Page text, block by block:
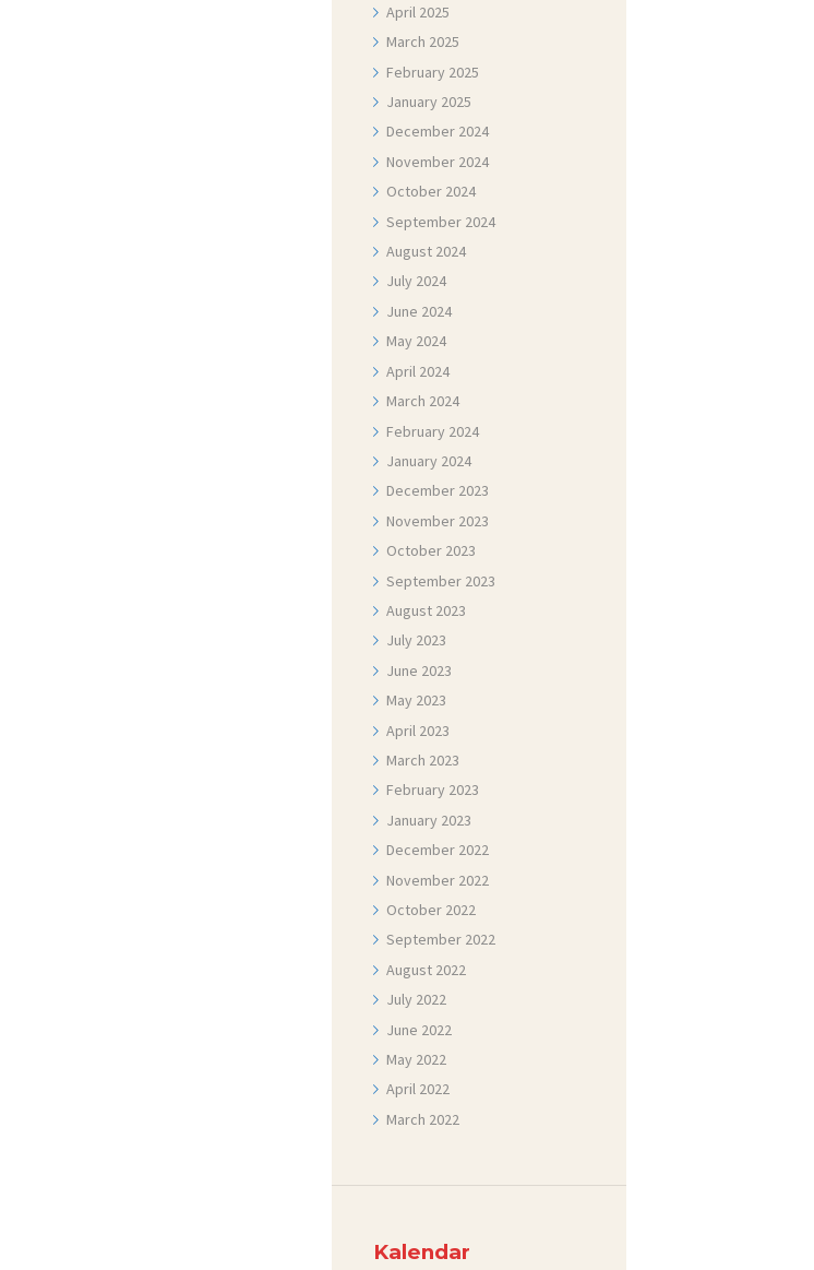
April 2025
March 2025
February 2025
January 2025
December 2024
November 2024
October 2024
September 2024
August 2024
July 2024
June 2024
May 2024
April 2024
March 2024
February 2024
January 2024
December 2023
November 2023
October 2023
September 2023
August 2023
July 2023
June 2023
May 2023
April 2023
March 2023
February 2023
January 2023
December 2022
November 2022
October 2022
September 2022
August 2022
July 2022
June 2022
May 2022
April 2022
March 2022
Kalendar